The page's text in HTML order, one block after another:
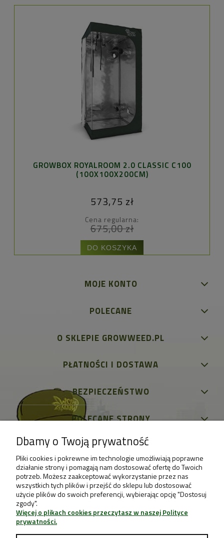
GROWBOX ROYALROOM 2.0 CLASSIC C100
(100X100X200CM)
573,75 zł
Cena regularna:
675,00 zł
DO KOSZYKA
MOJE KONTO
POLECANE
O SKLEPIE GROWWEED.PL
PŁATNOŚCI I DOSTAWA
BEZPIECZEŃSTWO
POLECANE STRONY
Dbamy o Twoją prywatność
Pliki cookies i pokrewne im technologie umożliwiają poprawne
działanie strony i pomagają nam dostosować ofertę do Twoich
potrzeb. Możesz zaakceptować wykorzystanie przez nas
wszystkich tych plików i przejść do sklepu lub dostosować
użycie plików do swoich preferencji, wybierając opcję "Dostosuj
zgody".
Więcej o plikach cookies przeczytasz w naszej Polityce
prywatności.